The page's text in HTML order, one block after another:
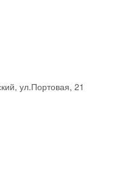
ул.Портовая, 21